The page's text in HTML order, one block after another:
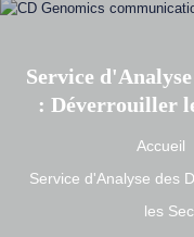
Service
: Déverrouiller
Accueil
Service d'Analyse des
les